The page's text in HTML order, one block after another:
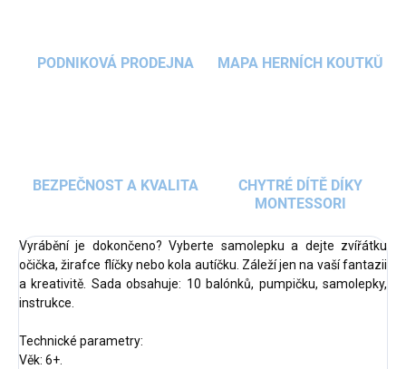
PODNIKOVÁ PRODEJNA MAPA HERNÍCH KOUTKŮ
BEZPEČNOST A KVALITA
CHYTRÉ DÍTĚ DÍKY
MONTESSORI
Vyrábění je dokončeno? Vyberte samolepku a dejte zvířátku
očička, žirafce flíčky nebo kola autíčku. Záleží jen na vaší fantazii
a kreativitě. Sada obsahuje: 10 balónků, pumpičku, samolepky,
instrukce.
Technické parametry:
Věk: 6+.